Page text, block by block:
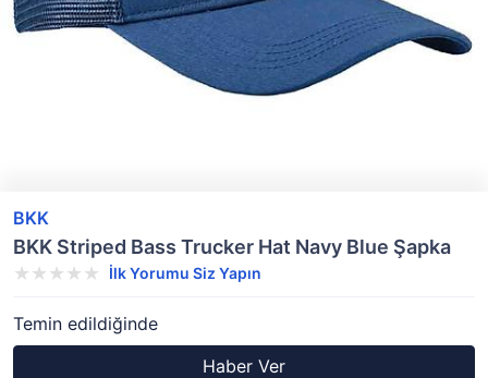
BKK
BKK Striped Bass Trucker Hat Navy Blue Şapka
İlk Yorumu Siz Yapın
Temin edildiğinde
Haber Ver